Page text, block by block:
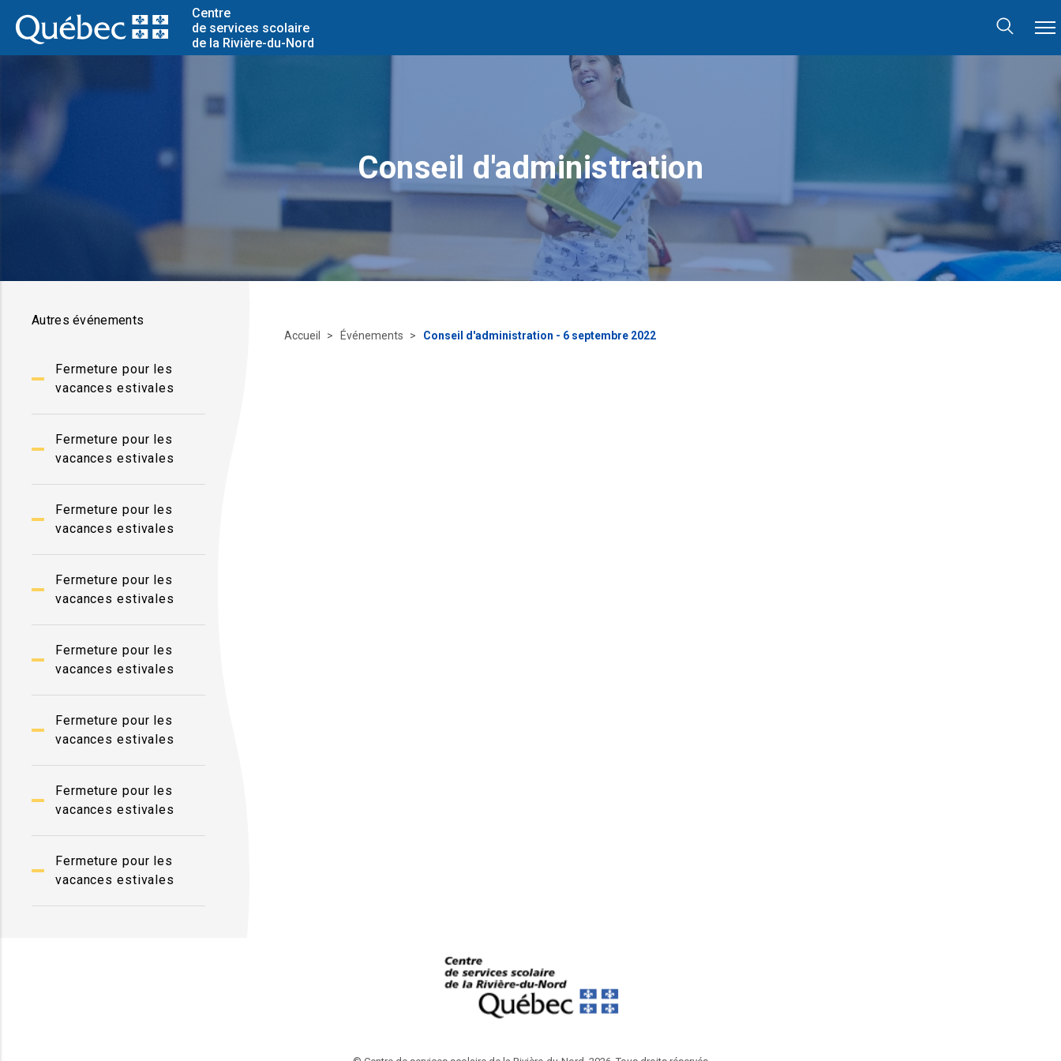
Centre
de services scolaire
de la Rivière-du-Nord
Conseil d'administration
Autres événements
Fermeture pour les
vacances estivales
Fermeture pour les
vacances estivales
Fermeture pour les
vacances estivales
Fermeture pour les
vacances estivales
Fermeture pour les
vacances estivales
Fermeture pour les
vacances estivales
Fermeture pour les
vacances estivales
Fermeture pour les
vacances estivales
Accueil Événements Conseil d'administration - 6 septembre 2022